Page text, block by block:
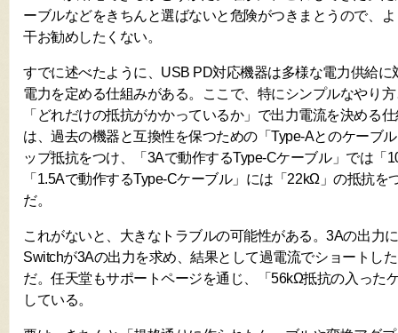
ーブルなどをきちんと選ばないと危険がつきまとうので、
干お勧めしたくない。
すでに述べたように、USB PD対応機器は多様な電力供給
電力を定める仕組みがある。ここで、特にシンプルなやり
「どれだけの抵抗がかかっているか」で出力電流を決める
は、過去の機器と互換性を保つための「Type-Aとのケーブ
ップ抵抗をつけ、「3Aで動作するType-Cケーブル」では「
「1.5Aで動作するType-Cケーブル」には「22kΩ」の抵抗を
だ。
これがないと、大きなトラブルの可能性がある。3Aの出力
Switchが3Aの出力を求め、結果として過電流でショートし
だ。任天堂もサポートページを通じ、「56kΩ抵抗の入った
している。